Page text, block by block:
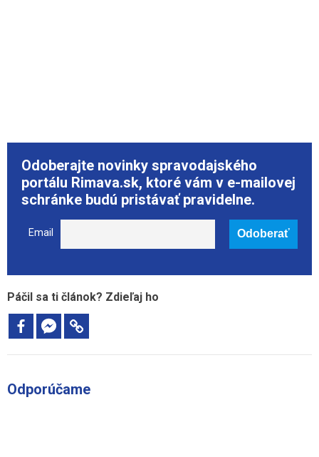
Odoberajte novinky spravodajského
portálu Rimava.sk, ktoré vám v e-mailovej
schránke budú pristávať pravidelne.
Email
Páčil sa ti článok? Zdieľaj ho
Odporúčame